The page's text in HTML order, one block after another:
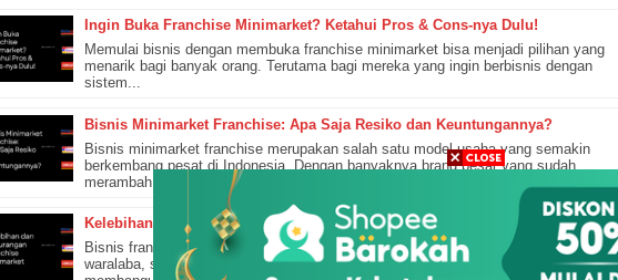
Ingin Buka Franchise Minimarket? Ketahui Pros & Cons-nya Dulu!
Memulai bisnis dengan membuka franchise minimarket bisa menjadi pilihan yang
menarik bagi banyak orang. Terutama bagi mereka yang ingin berbisnis dengan
sistem...
Bisnis Minimarket Franchise: Apa Saja Resiko dan Keuntungannya?
Bisnis minimarket franchise merupakan salah satu model usaha yang semakin
berkembang pesat di Indonesia. Dengan banyaknya brand besar yang sudah
merambah berbagai...
Kelebihan dan Kekurangan Franchise Minimarket Sebelum Memulai
Bisnis franchise minimarket semakin populer di Indonesia. Dengan konsep
waralaba, seseorang dapat memiliki bisnis minimarket sendiri tanpa harus